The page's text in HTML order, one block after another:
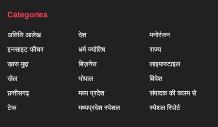
Categories
अतिथि आलेख
इनसाइट फीचर
ख़ास मुद्दा
खेल
छत्तीसगढ़
टेक
देश
धर्म ज्योतिष
बिज़नेस
भोपाल
मध्य प्रदेश
मध्यप्रदेश स्पेशल
मनोरंजन
राज्य
लाइफस्टाइल
विदेश
संपादक की कलम से
स्पेशल रिपोर्ट